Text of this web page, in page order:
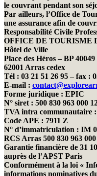
le couvrant pendant son
Par ailleurs, l’Office de
une assurance afin de
Responsabilité Civile
OFFICE DE TOURISME
Hôtel de Ville
Place des Héros – BP 40049
62001 Arras cedex
Tél : 03 21 51 26 95 – fax :
E-mail :
Forme juridique : EPIC
N° siret : 500 830 963 000
TVA intra communautaire :
Code APE : 7911 Z
N° d’immatriculation : IM
RCS Arras 500 830 963
Garantie financière de 31
auprès de l’APST Paris
Conformément à la loi «
informations nominatives